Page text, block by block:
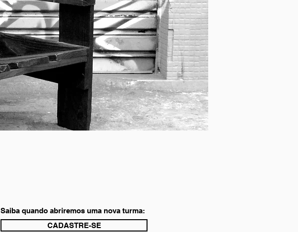
Saiba quando abriremos uma nova turma:
CADASTRE-SE